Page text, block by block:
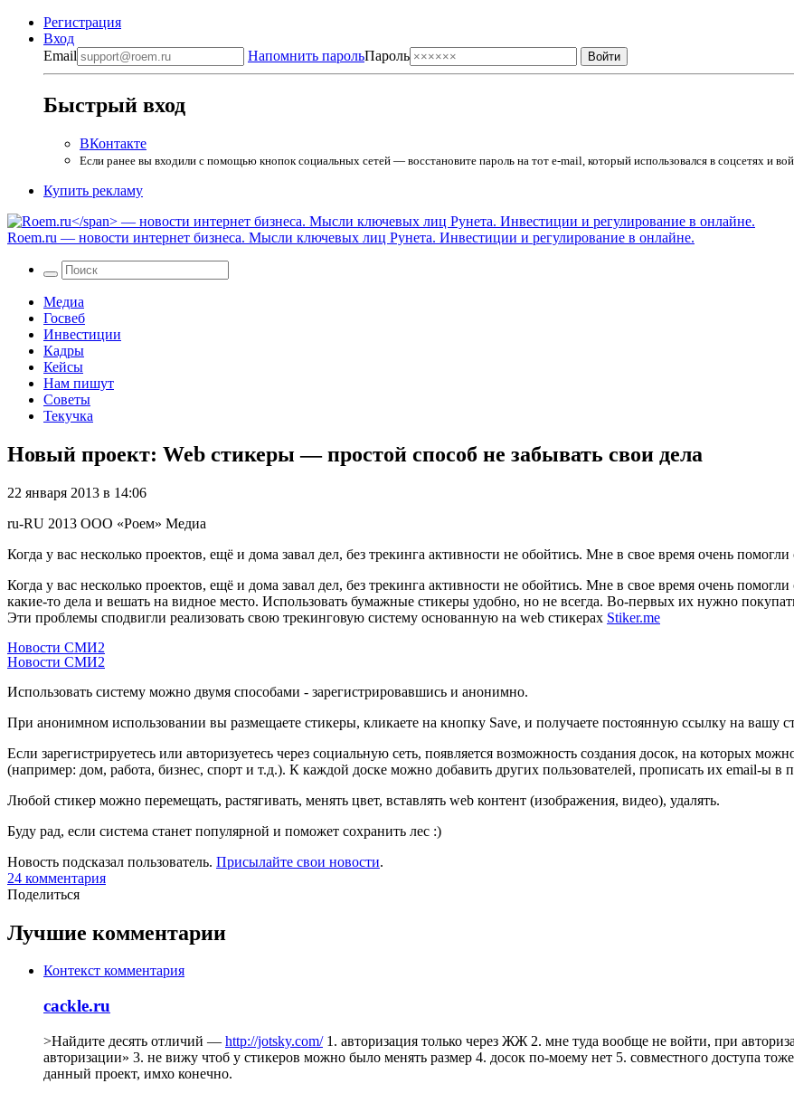
Регистрация
Вход
Email
Напомнить парольПароль
Быстрый вход
ВКонтакте
Если ранее вы входили с помощью кнопок социальных сетей — восстановите пароль на тот e-mail, который использовался в соцсетях и
Купить рекламу
Roem.ru — новости интернет бизнеса. Мысли ключевых лиц Рунета. Инвестиции и регулирование в онлайне.
Медиа
Госвеб
Инвестиции
Кадры
Кейсы
Нам пишут
Советы
Текучка
Новый проект: Web стикеры — простой способ не забывать свои дела
22 января 2013 в 14:06
ru-RU 2013 ООО «Роем» Медиа
Когда у вас несколько проектов, ещё и дома завал дел, без трекинга активности не обойтись. Мне в свое время очень
Когда у вас несколько проектов, ещё и дома завал дел, без трекинга активности не обойтись. Мне в свое время очень
какие-то дела и вешать на видное место. Использовать бумажные стикеры удобно, но не всегда. Во-первых их нужно
Эти проблемы сподвигли реализовать свою трекинговую систему основанную на web стикерах Stiker.me
Новости СМИ2
Новости СМИ2
Использовать систему можно двумя способами - зарегистрировавшись и анонимно.
При анонимном использовании вы размещаете стикеры, кликаете на кнопку Save, и получаете постоянную ссылку на вашу
Если зарегистрируетесь или авторизуетесь через социальную сеть, появляется возможность создания досок, на которых
(например: дом, работа, бизнес, спорт и т.д.). К каждой доске можно добавить других пользователей, прописать их email-ы в
Любой стикер можно перемещать, растягивать, менять цвет, вставлять web контент (изображения, видео), удалять.
Буду рад, если система станет популярной и поможет сохранить лес :)
Новость подсказал пользователь. Присылайте свои новости.
24 комментария
Поделиться
Лучшие комментарии
Контекст комментария
cackle.ru
>Найдите десять отличий — http://jotsky.com/1. авторизация только через ЖЖ 2. мне туда вообще не войти, при
авторизации» 3. не вижу чтоб у стикеров можно было менять размер 4. досок по-моему нет 5. совместного доступа
данный проект, имхо конечно.